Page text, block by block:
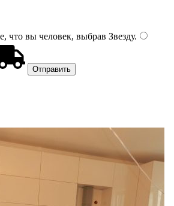
что вы человек, выбрав Звезду.